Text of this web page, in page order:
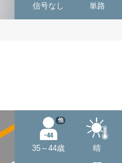
信号なし 単路
35～44歳
他
晴